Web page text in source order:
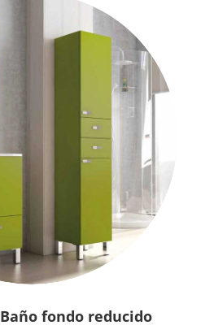
fondo reducido